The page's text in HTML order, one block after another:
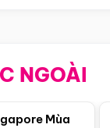
NGOÀI
Điểm nổi bật
Mùa